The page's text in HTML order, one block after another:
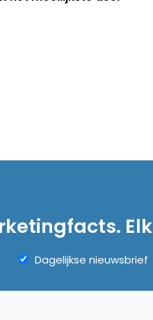
Dagelijkse nieuwsbrief